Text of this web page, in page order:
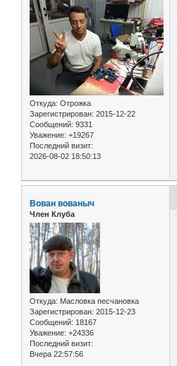
Откуда: Отрожка
Зарегистрирован: 2015-12-22
Сообщений: 9331
Уважение: +19267
Последний визит:
2026-08-02 18:50:13
Вован вованыч
Член Клуба
Откуда: Масловка песчановка
Зарегистрирован: 2015-12-23
Сообщений: 18167
Уважение: +24336
Последний визит:
Вчера 22:57:56